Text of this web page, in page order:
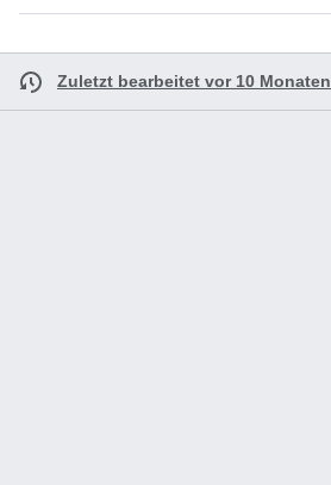
Zuletzt bearbeitet vor 10 Monaten